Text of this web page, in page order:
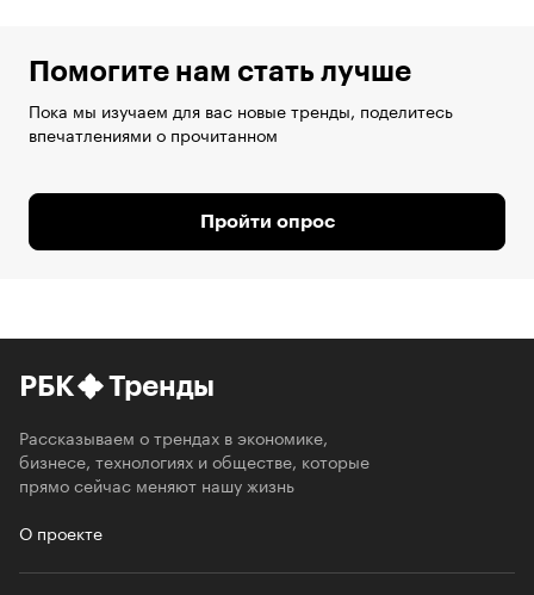
Помогите нам стать лучше
Пока мы изучаем для вас новые тренды, поделитесь
впечатлениями о прочитанном
Пройти опрос
РБК Тренды
Рассказываем о трендах в экономике,
бизнесе, технологиях и обществе, которые
прямо сейчас меняют нашу жизнь
О проекте